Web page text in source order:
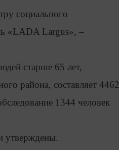
социального
«LADA Largus», –
старше 65 лет,
района, составляет 4462
1344 человек
утверждены.